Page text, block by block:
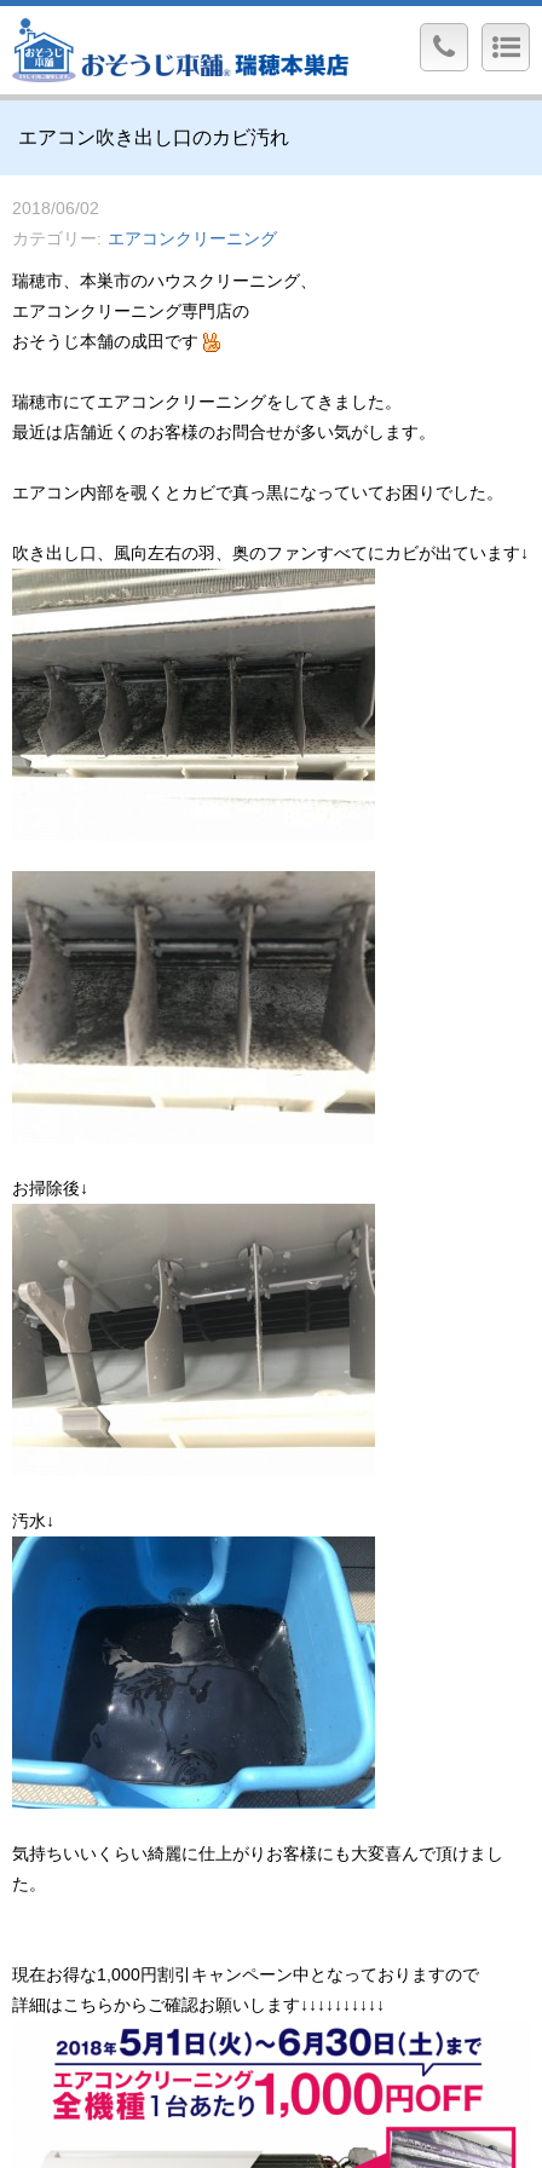
エアコン吹き出し口のカビ汚れ
2018/06/02
カテゴリー
エアコンクリーニング
瑞穂市、本巣市のハウスクリーニング、
エアコンクリーニング専門店の
おそうじ本舗の成田です
瑞穂市にてエアコンクリーニングをしてきました。
最近は店舗近くのお客様のお問合せが多い気がします。
エアコン内部を覗くとカビで真っ黒になっていてお困りでした。
吹き出し口、風向左右の羽、奥のファンすべてにカビが出ています↓
お掃除後↓
汚水↓
気持ちいいくらい綺麗に仕上がりお客様にも大変喜んで頂けまし
た。
現在お得な1,000円割引キャンペーン中となっておりますので
詳細はこちらからご確認お願いします↓↓↓↓↓↓↓↓↓↓